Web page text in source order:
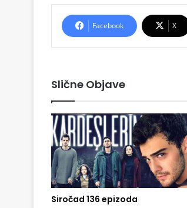
Facebook X
Slične Objave
Siročad 136 epizoda